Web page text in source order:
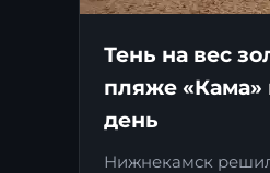
Тень на вес
пляже
день
Нижнекамск